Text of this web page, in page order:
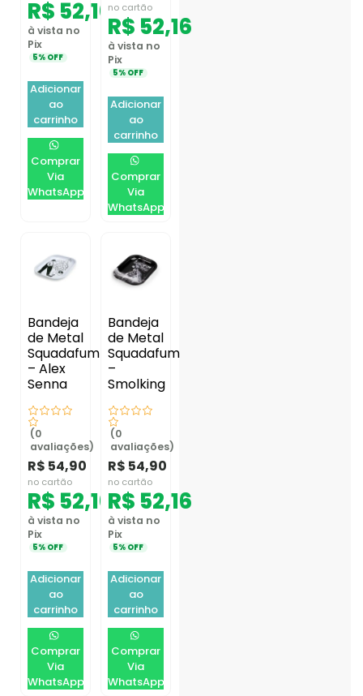
R$ 52,16
à vista no
Pix
5% OFF
Adicionar
ao
carrinho
Comprar
Via
WhatsApp
no cartão
R$ 52,16
à vista no
Pix
5% OFF
Adicionar
ao
carrinho
Comprar
Via
WhatsApp
Bandeja
de Metal
Squadafum
– Alex
Senna
(0
avaliações)
R$ 54,90
no cartão
R$ 52,16
à vista no
Pix
5% OFF
Adicionar
ao
carrinho
Comprar
Via
WhatsApp
Bandeja
de Metal
Squadafum
–
Smolking
(0
avaliações)
R$ 54,90
no cartão
R$ 52,16
à vista no
Pix
5% OFF
Adicionar
ao
carrinho
Comprar
Via
WhatsApp